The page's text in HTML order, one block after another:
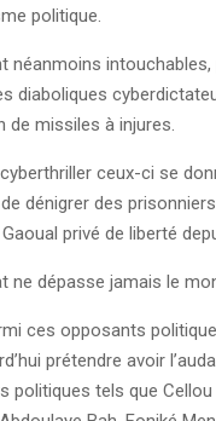
politique.
néanmoins intouchables,
diaboliques
de missiles à injures.
ceux-ci se
de dénigrer des
privé de liberté
ne dépasse jamais le
ces opposants
prétendre avoir
politiques tels que Cellou